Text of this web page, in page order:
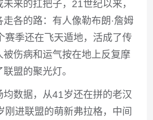
来的扛把子，21世纪以来，
各的路：有人像勒布朗·詹姆
赛季还在飞天遁地，活成了传
被伤病和运气按在地上反复摩
盟的聚光灯。‌
均数据，从41岁还在拼的老汉
刚进联盟的萌新弗拉格，中间